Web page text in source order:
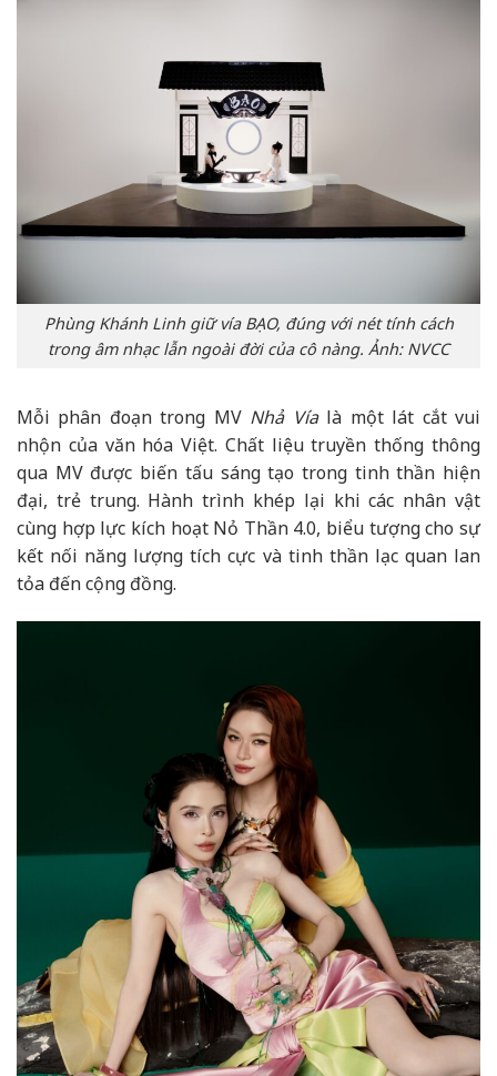
Phùng Khánh Linh giữ vía BẠO, đúng với nét tính cách
trong âm nhạc lẫn ngoài đời của cô nàng. Ảnh: NVCC
Mỗi phân đoạn trong MV Nhả Víalà một lát cắt vui
nhộn của văn hóa Việt. Chất liệu truyền thống thông
qua MV được biến tấu sáng tạo trong tinh thần hiện
đại, trẻ trung. Hành trình khép lại khi các nhân vật
cùng hợp lực kích hoạt Nỏ Thần 4.0, biểu tượng cho sự
kết nối năng lượng tích cực và tinh thần lạc quan lan
tỏa đến cộng đồng.